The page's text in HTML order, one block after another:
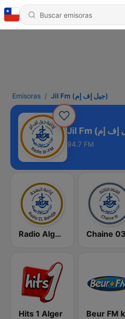
Emisoras Jil Fm (جيل إف إم)
94.7 FM
Radio Algérienne - El Bahdja (إذاعة البهجة)
Hits 1 Alger